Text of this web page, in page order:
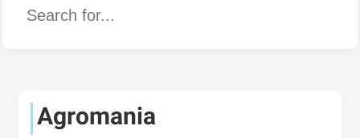
Word
Agromania